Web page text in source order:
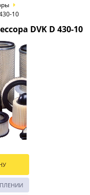
10
DVK D 430-10